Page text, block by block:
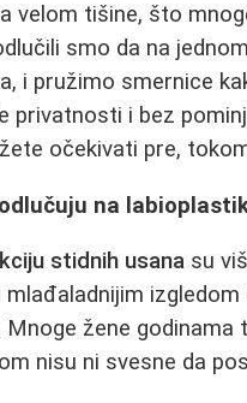
velom tišine, što
smo da na
i pružimo smernice
privatnosti i bez
očekivati pre,
na
stidnih usana su
mlađaladnijim
Mnoge žene
nisu ni svesne da